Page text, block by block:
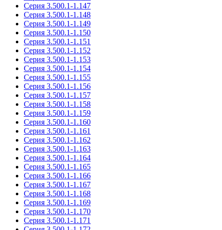
Серия 3.500.1-1.147
Серия 3.500.1-1.148
Серия 3.500.1-1.149
Серия 3.500.1-1.150
Серия 3.500.1-1.151
Серия 3.500.1-1.152
Серия 3.500.1-1.153
Серия 3.500.1-1.154
Серия 3.500.1-1.155
Серия 3.500.1-1.156
Серия 3.500.1-1.157
Серия 3.500.1-1.158
Серия 3.500.1-1.159
Серия 3.500.1-1.160
Серия 3.500.1-1.161
Серия 3.500.1-1.162
Серия 3.500.1-1.163
Серия 3.500.1-1.164
Серия 3.500.1-1.165
Серия 3.500.1-1.166
Серия 3.500.1-1.167
Серия 3.500.1-1.168
Серия 3.500.1-1.169
Серия 3.500.1-1.170
Серия 3.500.1-1.171